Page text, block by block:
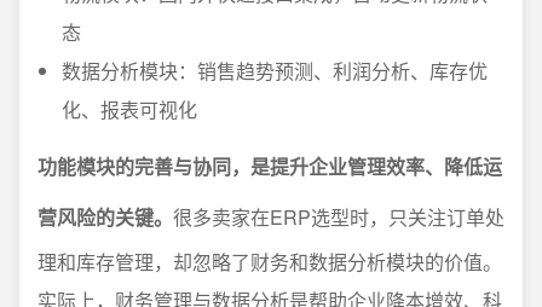
态
数据分析模块：销售趋势预测、利润分析、库存优
化、报表可视化
功能模块的完善与协同，是提升企业管理效率、降低运
营风险的关键。 很多卖家在ERP选型时，只关注订单处
理和库存管理，却忽略了财务和数据分析模块的价值。
实际上，财务管理与数据分析是帮助企业降本增效、科